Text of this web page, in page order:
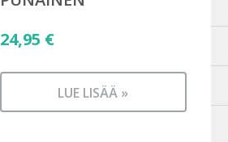
24,95 €
LUE LISÄÄ »